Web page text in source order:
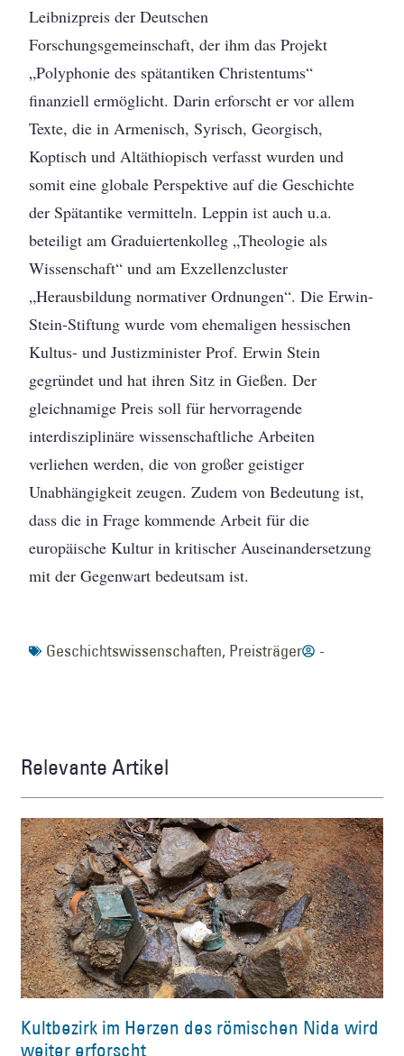
Leibnizpreis der Deutschen
Forschungsgemeinschaft, der ihm das Projekt
„Polyphonie des spätantiken Christentums“
finanziell ermöglicht. Darin erforscht er vor allem
Texte, die in Armenisch, Syrisch, Georgisch,
Koptisch und Altäthiopisch verfasst wurden und
somit eine globale Perspektive auf die Geschichte
der Spätantike vermitteln. Leppin ist auch u.a.
beteiligt am Graduiertenkolleg „Theologie als
Wissenschaft“ und am Exzellenzcluster
„Herausbildung normativer Ordnungen“. Die Erwin-
Stein-Stiftung wurde vom ehemaligen hessischen
Kultus- und Justizminister Prof. Erwin Stein
gegründet und hat ihren Sitz in Gießen. Der
gleichnamige Preis soll für hervorragende
interdisziplinäre wissenschaftliche Arbeiten
verliehen werden, die von großer geistiger
Unabhängigkeit zeugen. Zudem von Bedeutung ist,
dass die in Frage kommende Arbeit für die
europäische Kultur in kritischer Auseinandersetzung
mit der Gegenwart bedeutsam ist.
Geschichtswissenschaften, Preisträger -
Relevante Artikel
Kultbezirk im Herzen des römischen Nida wird
weiter erforscht